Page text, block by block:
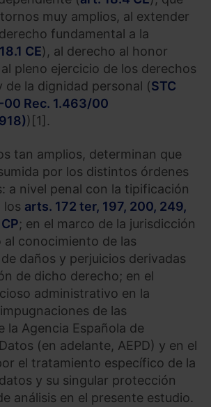
muy amplios, al extender
fundamental a la
CE), al derecho al honor
pleno ejercicio de los derechos
de la dignidad personal (STC
Rec. 1.463/00
)[1].
tan amplios, determinan que
por los distintos órdenes
a nivel penal con la tipificación
los arts. 172 ter, 197, 200, 249,
; en el marco de la jurisdicción
al conocimiento de las
daños y perjuicios derivadas
de dicho derecho; en el
administrativo en la
de las
la Agencia Española de
(en adelante, AEPD) y en el
el tratamiento específico de la
y su singular protección
análisis en el presente estudio.